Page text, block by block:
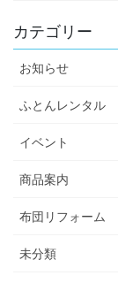
カテゴリー
お知らせ
ふとんレンタル
イベント
商品案内
布団リフォーム
未分類